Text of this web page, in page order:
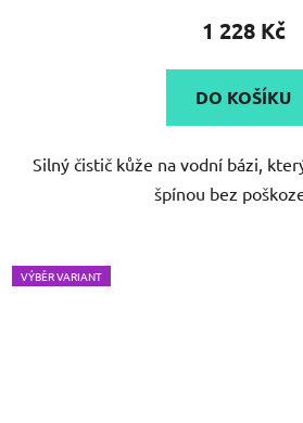
produktu
je
5,0
z
1 228 Kč
DO KOŠÍKU
Silný čistič kůže na vodní bázi,
špínou bez
VÝBĚR VARIANT